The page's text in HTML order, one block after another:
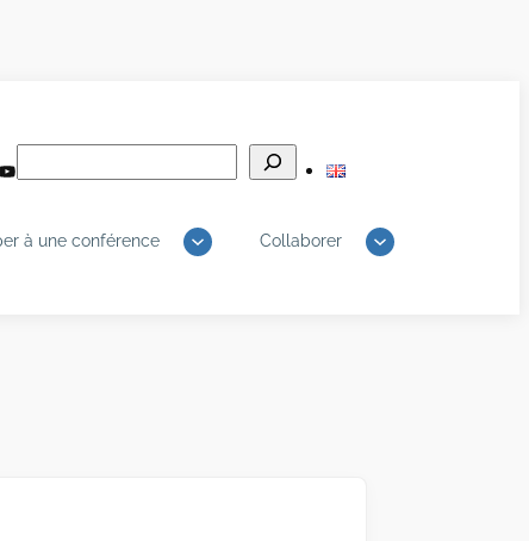
YouTube
à une conférence Collaborer